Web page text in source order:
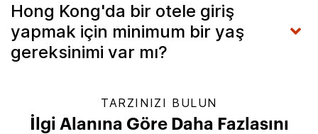
Hong Kong'da bir otele giriş
yapmak için minimum bir yaş
gereksinimi var mı?
TARZINIZI BULUN
İlgi Alanına Göre Daha Fazlasını